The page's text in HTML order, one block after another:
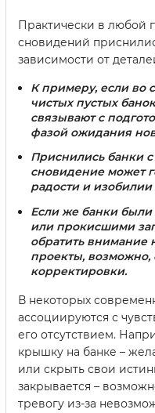
Практически в любой
сновидений
зависимости от
К примеру, если во
чистых пустых
связывают с
фазой ожидания
Приснились банки
сновидение может
радости и
Если же банки
или прокисшими
обратить внимание
проекты, возможно,
корректировки.
В некоторых
ассоциируются с
его отсутствием.
крышку на банке –
или скрыть свои
закрывается –
тревогу из-за